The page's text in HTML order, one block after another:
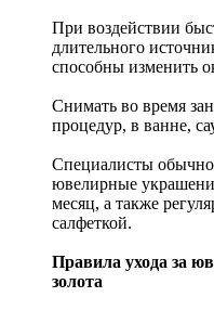
При воздействии
длительного
способны изменить
Снимать во время
процедур, в ванне,
Специалисты
ювелирные
месяц, а также
салфеткой.
Правила ухода за
золота